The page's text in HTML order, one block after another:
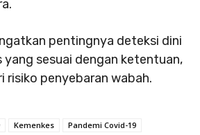
pentingnya deteksi dini
yang sesuai dengan ketentuan,
risiko penyebaran wabah.
Kemenkes
Pandemi Covid-19